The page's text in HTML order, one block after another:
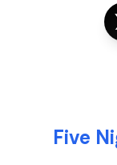
Five